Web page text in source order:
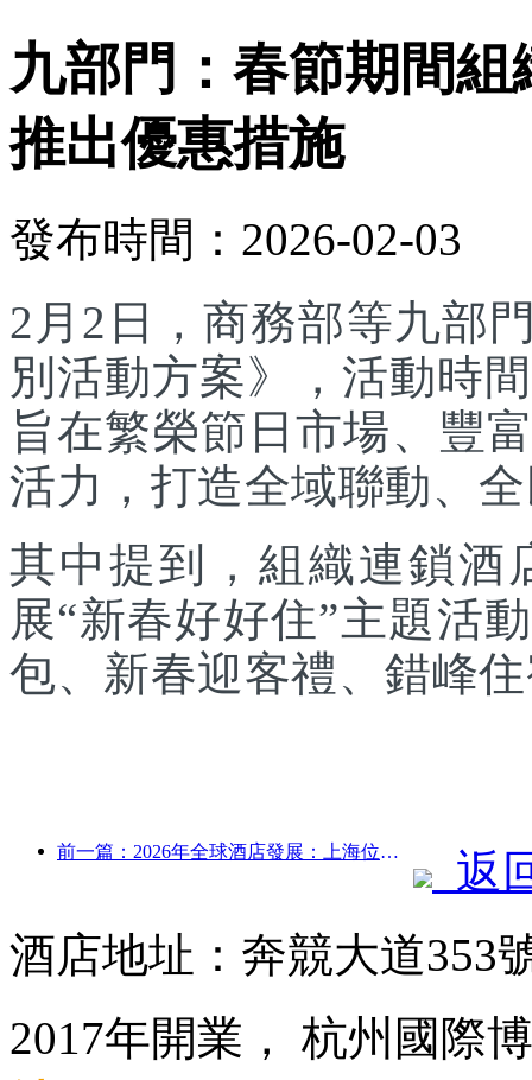
九部門：春節期間
推出優惠措施
發布時間：2026-02-03
2月2日，商務部等九部
別活動方案》，活動時
旨在繁榮節日市場、豐
活力，打造全域聯動、
其中提到，組織連鎖酒
展“新春好好住”主題活
包、新春迎客禮、錯峰
前一篇：2026年全球酒店發展：上海位居客房新增量榜首
返
酒店地址：奔競大道353
2017年開業， 杭州國